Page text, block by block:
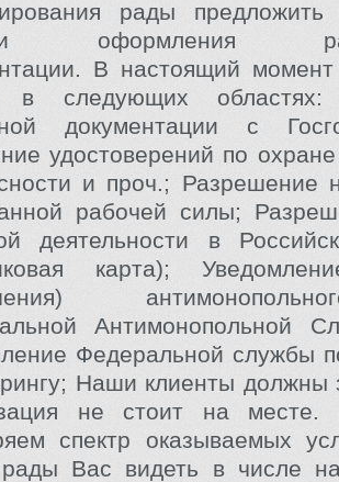
рады
оформления
В настоящий
в следующих областях:
документации с
удостоверений по
и проч.; Разрешение
рабочей силы;
деятельности в
карта);
Антимонопольной
Федеральной службы
Наши клиенты должны
не стоит на месте.
спектр оказываемых
Вас видеть в числе